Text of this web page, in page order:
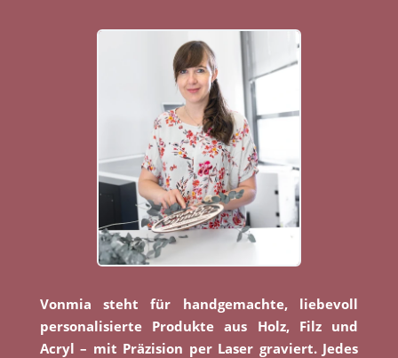
Vonmia steht für handgemachte, liebevoll
personalisierte Produkte aus Holz, Filz und
Acryl – mit Präzision per Laser graviert. Jedes